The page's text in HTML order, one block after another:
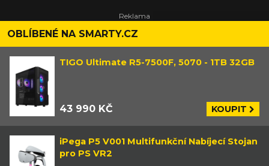
OBLÍBENÉ NA SMARTY.CZ
TIGO Ultimate R5-7500F, 5070 - 1TB 32GB
43 990 KČ KOUPIT
iPega P5 V001 Multifunkční Nabíjecí Stojan
pro PS VR2